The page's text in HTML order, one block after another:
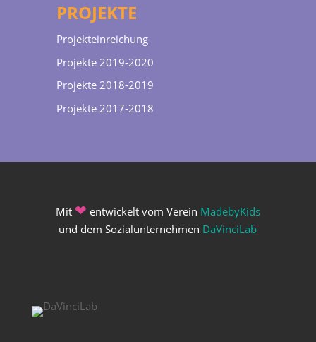
PROJEKTE
Projekteinreichung
Projekte 2019-2020
Projekte 2018-2019
Projekte 2017-2018
Mit ❤ entwickelt vom Verein MadebyKids
und dem Sozialunternehmen DaVinciLab